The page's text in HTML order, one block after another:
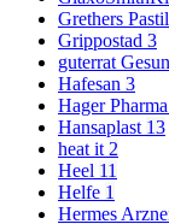
Grethers
Grippostad 3
guterrat
Hafesan 3
Hager
Hansaplast 13
heat it 2
Heel 11
Helfe 1
Hermes